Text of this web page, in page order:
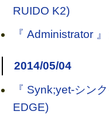
RUIDO K2)
『 Administrator
2014/05/04
『 Synk;yet-シン
EDGE)